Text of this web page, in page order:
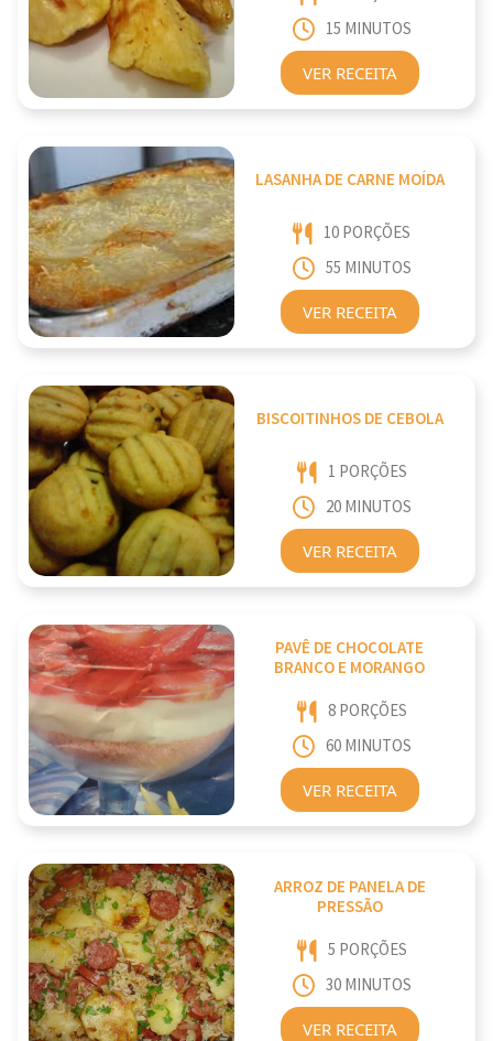
15 MINUTOS
VER RECEITA
LASANHA DE CARNE MOÍDA
10 PORÇÕES
55 MINUTOS
VER RECEITA
BISCOITINHOS DE CEBOLA
1 PORÇÕES
20 MINUTOS
VER RECEITA
PAVÊ DE CHOCOLATE
BRANCO E MORANGO
8 PORÇÕES
60 MINUTOS
VER RECEITA
ARROZ DE PANELA DE
PRESSÃO
5 PORÇÕES
30 MINUTOS
VER RECEITA